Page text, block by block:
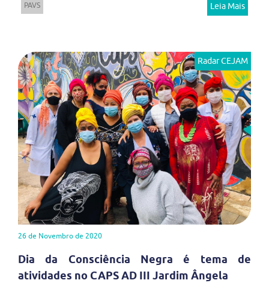
PAVS Leia Mais
Radar CEJAM
26 de Novembro de 2020
Dia da Consciência Negra é tema de
atividades no CAPS AD III Jardim Ângela